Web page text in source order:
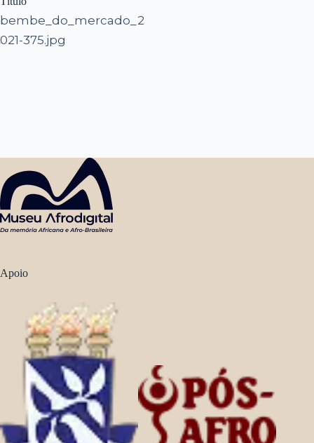
bembe_do_mercado_2
021-375.jpg
Apoio